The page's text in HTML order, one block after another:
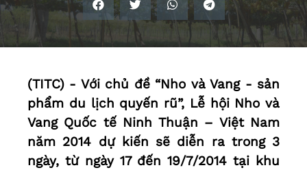
(TITC) - Với chủ đề “Nho và Vang - sản
phẩm du lịch quyến rũ”, Lễ hội Nho và
Vang Quốc tế Ninh Thuận – Việt Nam
năm 2014 dự kiến sẽ diễn ra trong 3
ngày, từ ngày 17 đến 19/7/2014 tại khu